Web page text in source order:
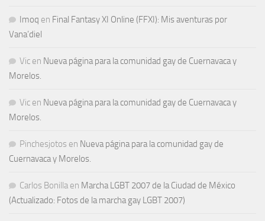
Imoq en Final Fantasy XI Online (FFXI): Mis aventuras por
Vana’diel
Vic en Nueva página para la comunidad gay de Cuernavaca y
Morelos.
Vic en Nueva página para la comunidad gay de Cuernavaca y
Morelos.
Pinchesjotos en Nueva página para la comunidad gay de
Cuernavaca y Morelos.
Carlos Bonilla en Marcha LGBT 2007 de la Ciudad de México
(Actualizado: Fotos de la marcha gay LGBT 2007)